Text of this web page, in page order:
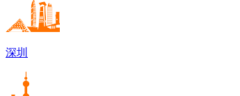
深圳